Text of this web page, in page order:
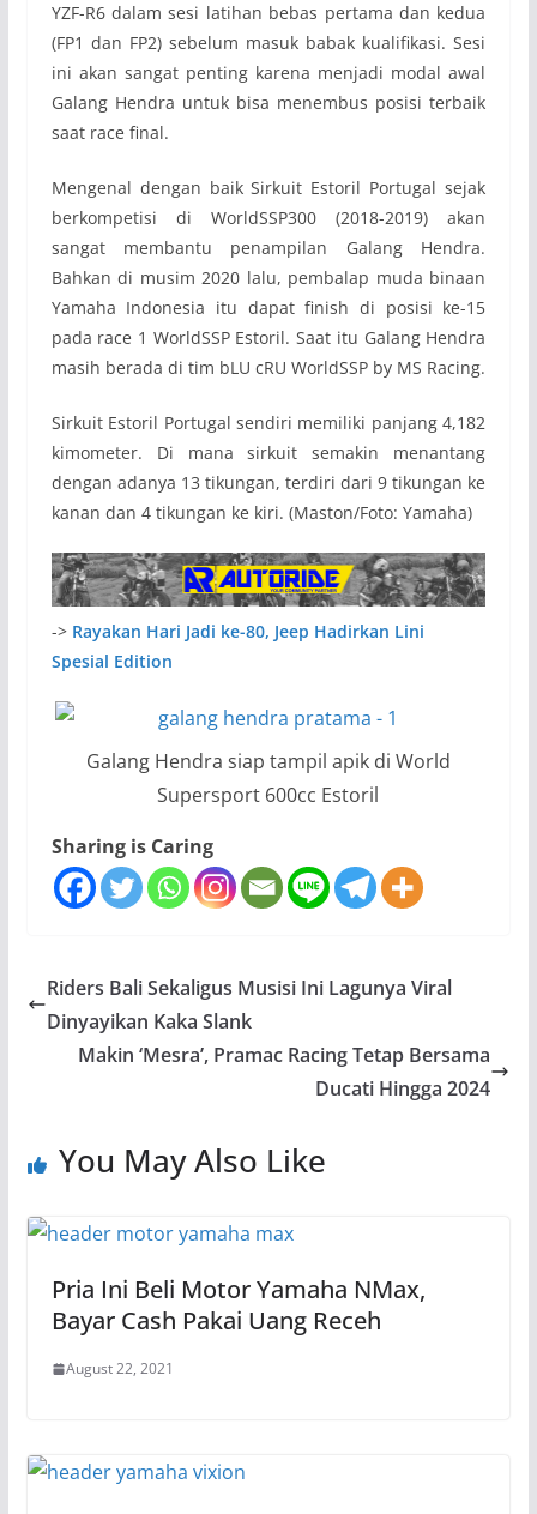
YZF-R6 dalam sesi latihan bebas pertama dan kedua
(FP1 dan FP2) sebelum masuk babak kualifikasi. Sesi
ini akan sangat penting karena menjadi modal awal
Galang Hendra untuk bisa menembus posisi terbaik
saat race final.
Mengenal dengan baik Sirkuit Estoril Portugal sejak
berkompetisi di WorldSSP300 (2018-2019) akan
sangat membantu penampilan Galang Hendra.
Bahkan di musim 2020 lalu, pembalap muda binaan
Yamaha Indonesia itu dapat finish di posisi ke-15
pada race 1 WorldSSP Estoril. Saat itu Galang Hendra
masih berada di tim bLU cRU WorldSSP by MS Racing.
Sirkuit Estoril Portugal sendiri memiliki panjang 4,182
kimometer. Di mana sirkuit semakin menantang
dengan adanya 13 tikungan, terdiri dari 9 tikungan ke
kanan dan 4 tikungan ke kiri. (Maston/Foto: Yamaha)
-> Rayakan Hari Jadi ke-80, Jeep Hadirkan Lini
Spesial Edition
Galang Hendra siap tampil apik di World
Supersport 600cc Estoril
Sharing is Caring
Riders Bali Sekaligus Musisi Ini Lagunya Viral
Dinyayikan Kaka Slank
Makin ‘Mesra’, Pramac Racing Tetap Bersama
Ducati Hingga 2024
You May Also Like
Pria Ini Beli Motor Yamaha NMax,
Bayar Cash Pakai Uang Receh
August 22, 2021